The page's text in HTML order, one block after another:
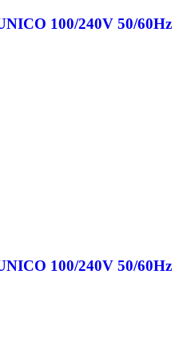
100/240V 50/60Hz
100/240V 50/60Hz